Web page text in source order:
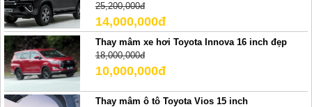
25,200,000đ
14,000,000đ
Thay mâm xe hơi Toyota Innova 16 inch đẹp
18,000,000đ
10,000,000đ
Thay mâm ô tô Toyota Vios 15 inch